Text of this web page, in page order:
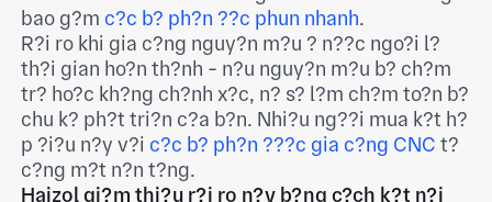
bao g?m c?c b? ph?n ??c phun nhanh.
R?i ro khi gia c?ng nguy?n m?u ? n??c ngo?i l?
th?i gian ho?n th?nh - n?u nguy?n m?u b? ch?m
tr? ho?c kh?ng ch?nh x?c, n? s? l?m ch?m to?n b?
chu k? ph?t tri?n c?a b?n. Nhi?u ng??i mua k?t h?
p ?i?u n?y v?i c?c b? ph?n ???c gia c?ng CNC t?
c?ng m?t n?n t?ng.
Haizol gi?m thi?u r?i ro n?y b?ng c?ch k?t n?i